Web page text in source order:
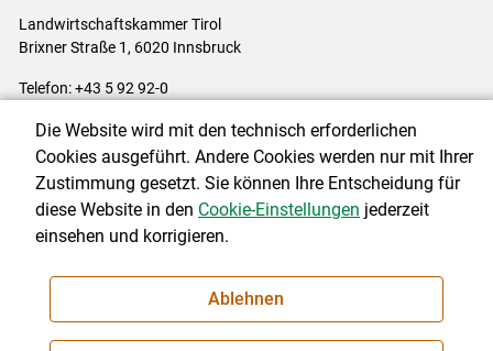
Landwirtschaftskammer Tirol
Brixner Straße 1, 6020 Innsbruck
Telefon: +43 5 92 92-0
Impressum|Kontakt|Datenschutzerklärung|Barrierefreiheit|
Cookie-Einstellungen
NEWSLETTER
Die Website wird mit den technisch erforderlichen
Cookies ausgeführt. Andere Cookies werden nur mit Ihrer
Zustimmung gesetzt. Sie können Ihre Entscheidung für
diese Website in den Cookie-Einstellungen jederzeit
einsehen und korrigieren.
Ablehnen